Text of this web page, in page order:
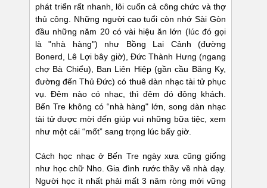
phát triển rất nhanh, lôi cuốn cả công chức và thợ
thủ công. Những người cao tuổi còn nhớ Sài Gòn
đầu những năm 20 có vài hiệu ăn lớn (lúc đó gọi
là "nhà hàng") như Bồng Lai Cảnh (đường
Bonerd, Lê Lợi bây giờ), Đức Thành Hưng (ngang
chợ Bà Chiểu), Ban Liên Hiệp (gần cầu Băng Ky,
đường đến Thủ Đức) có thuê dàn nhạc tài tử phục
vụ. Đêm nào có nhạc, thì đêm đó đông khách.
Bến Tre không có “nhà hàng" lớn, song dàn nhạc
tài tử được mời đến giúp vui những bữa tiệc, xem
như một cái “mốt” sang trọng lúc bấy giờ.
Cách học nhạc ở Bến Tre ngày xưa cũng giống
như học chữ Nho. Gia đình rước thầy về nhà dạy.
Người học ít nhất phải mất 3 năm ròng mới vững